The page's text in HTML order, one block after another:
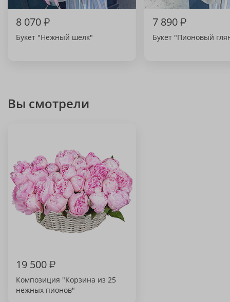
8 070₽
Букет "Нежный шелк"
7 890₽
Букет "Пионовый
Вы смотрели
19 500₽
Композиция "Корзина из 25
нежных пионов"